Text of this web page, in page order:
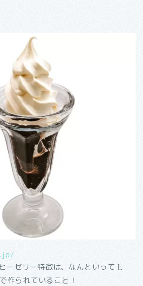
ーゼリー特徴は、なんといっても
で作られていること！